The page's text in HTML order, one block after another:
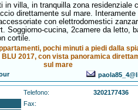
in villa, in tranquilla zona residenziale
direttamente sul mare. Interamente
con elettrodomestici
Soggiorno-cucina, 2camere da letto,
cortile.
pochi minuti a piedi dalla
BLU 2017, con vista panoramica
sul mare
Telefono:
3202177436
Fax: